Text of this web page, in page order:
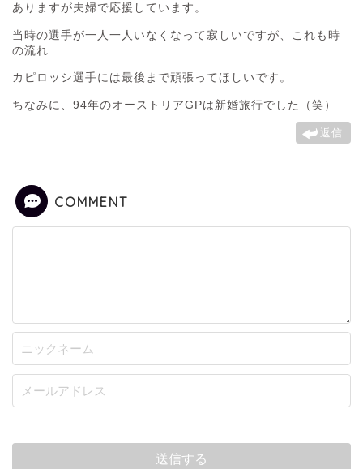
ありますが夫婦で応援しています。
当時の選手が一人一人いなくなって寂しいですが、これも時
の流れ
カピロッシ選手には最後まで頑張ってほしいです。
ちなみに、94年のオーストリアGPは新婚旅行でした（笑）
返信
COMMENT